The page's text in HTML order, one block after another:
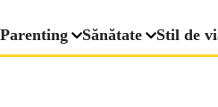
Parenting Sănătate Stil de